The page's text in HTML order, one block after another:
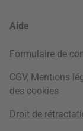
Aide
Formulaire de
CGV, Mentions
des cookies
Droit de